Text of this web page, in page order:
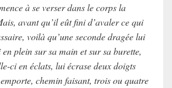
à se verser dans le corps la
avant qu’il eût fini d’avaler ce qui
voilà qu’une seconde dragée lui
plein sur sa main et sur sa burette,
ci en éclats, lui écrase deux doigts
chemin faisant, trois ou quatre